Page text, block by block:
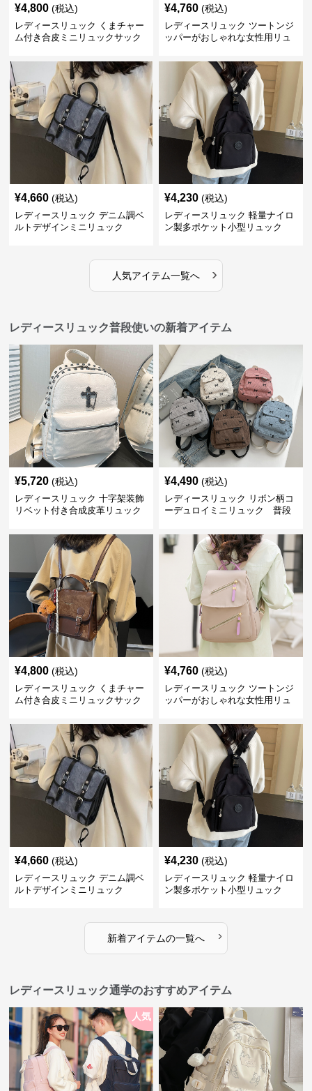
¥4,800 (税込)
レディースリュック くまチャー
ム付き合皮ミニリュックサック
¥4,760 (税込)
レディースリュック ツートンジ
ッパーがおしゃれな女性用リュ
¥4,660 (税込)
レディースリュック デニム調ベ
ルトデザインミニリュック
¥4,230 (税込)
レディースリュック 軽量ナイロ
ン製多ポケット小型リュック
人気アイテム一覧へ ›
レディースリュック普段使いの新着アイテム
¥5,720 (税込)
レディースリュック 十字架装飾
リベット付き合成皮革リュック
¥4,490 (税込)
レディースリュック リボン柄コ
ーデュロイミニリュック 普段
¥4,800 (税込)
レディースリュック くまチャー
ム付き合皮ミニリュックサック
¥4,760 (税込)
レディースリュック ツートンジ
ッパーがおしゃれな女性用リュ
¥4,660 (税込)
レディースリュック デニム調ベ
ルトデザインミニリュック
¥4,230 (税込)
レディースリュック 軽量ナイロ
ン製多ポケット小型リュック
新着アイテムの一覧へ ›
レディースリュック通学のおすすめアイテム
人気